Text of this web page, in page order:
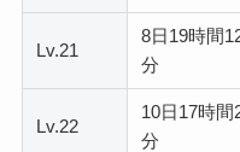
Lv.21
8日19時間
分
Lv.22
10日17時間
分